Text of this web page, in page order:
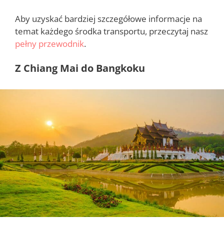
Aby uzyskać bardziej szczegółowe informacje na
temat każdego środka transportu, przeczytaj nasz
pełny przewodnik.
Z Chiang Mai do Bangkoku